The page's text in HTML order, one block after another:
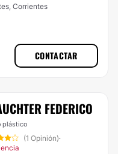
Corrientes
CONTACTAR
FEDERICO
plástico
(1 Opinión)·